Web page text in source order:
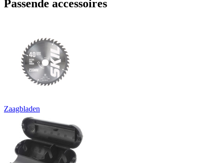
Passende accessoires
Zaagbladen